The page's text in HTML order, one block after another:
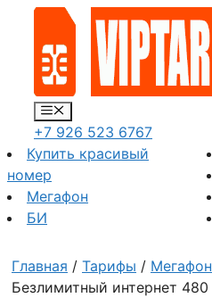
содержимому
Меню
+7 926 523 6767
Купить красивый
номер
Мегафон
БИ
Главная / Тарифы / Мегафон
Безлимитный интернет 480